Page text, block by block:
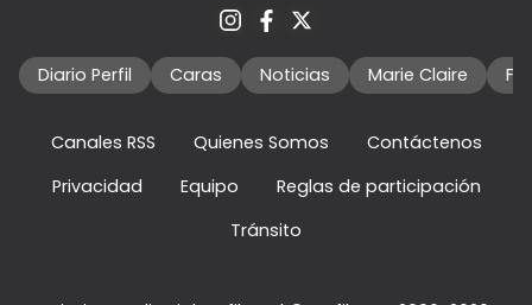
Diario Perfil Caras Noticias Marie Claire
Canales RSS Quienes Somos
Contáctenos
Privacidad
Equipo
Reglas de participación
Tránsito